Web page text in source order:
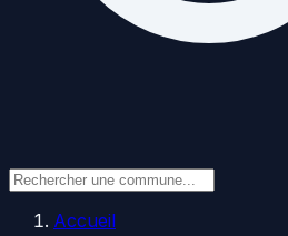
Accueil